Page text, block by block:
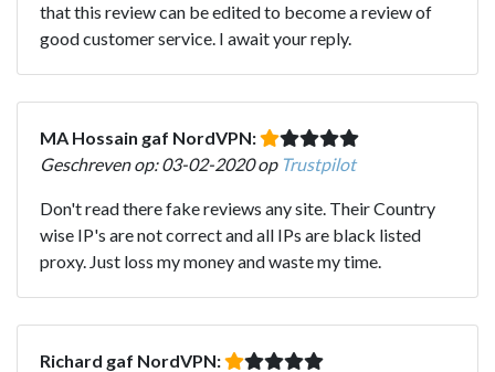
that this review can be edited to become a review of
good customer service. I await your reply.
MA Hossain gaf NordVPN:
Geschreven op: 03-02-2020 op Trustpilot
Don't read there fake reviews any site. Their Country
wise IP's are not correct and all IPs are black listed
proxy. Just loss my money and waste my time.
Richard gaf NordVPN: